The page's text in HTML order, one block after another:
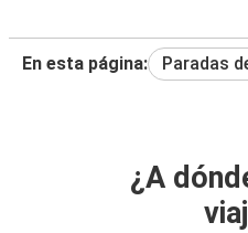
En esta página: Paradas
¿A